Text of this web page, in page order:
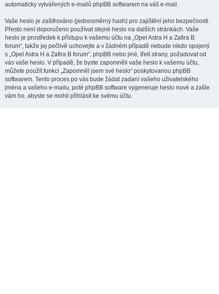
automaticky vytvářených e-mailů phpBB softwarem na váš e-mail.
Vaše heslo je zašifrováno (jednosměrný hash) pro zajištění jeho bezpečnosti.
Přesto není doporučeno používat stejné heslo na dalších stránkách. Vaše
heslo je prostředek k přístupu k vašemu účtu na „Opel Astra H a Zafira B
forum“, takže jej pečlivě uchovejte a v žádném případě nebude nikdo spojený
s „Opel Astra H a Zafira B forum“, phpBB nebo jiné, třetí strany, požadovat od
vás vaše heslo. V případě, že byste zapomněli vaše heslo k vašemu účtu,
můžete použít funkci „Zapomněl jsem své heslo“ poskytovanou phpBB
softwarem. Tento proces po vás bude žádat zadaní vašeho uživatelského
jména a vašeho e-mailu, poté phpBB software vygeneruje heslo nové a zašle
vám ho, abyste se mohli přihlásit ke svému účtu.